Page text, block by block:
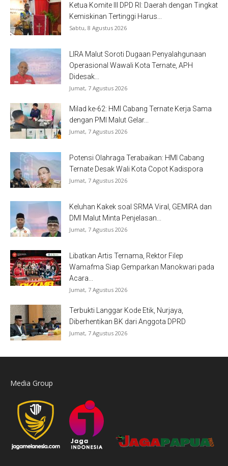
Ketua Komite III DPD RI: Daerah dengan Tingkat
Kemiskinan Tertinggi Harus...
Sabtu, 8 Agustus 2026
LIRA Malut Soroti Dugaan Penyalahgunaan
Operasional Wawali Kota Ternate, APH
Didesak...
Jumat, 7 Agustus 2026
Milad ke-62: HMI Cabang Ternate Kerja Sama
dengan PMI Malut Gelar...
Jumat, 7 Agustus 2026
Potensi Olahraga Terabaikan: HMI Cabang
Ternate Desak Wali Kota Copot Kadispora
Jumat, 7 Agustus 2026
Keluhan Kakek soal SRMA Viral, GEMIRA dan
DMI Malut Minta Penjelasan...
Jumat, 7 Agustus 2026
Libatkan Artis Ternama, Rektor Filep
Wamafma Siap Gemparkan Manokwari pada
Acara...
Jumat, 7 Agustus 2026
Terbukti Langgar Kode Etik, Nurjaya,
Diberhentikan BK dari Anggota DPRD
Jumat, 7 Agustus 2026
Media Group